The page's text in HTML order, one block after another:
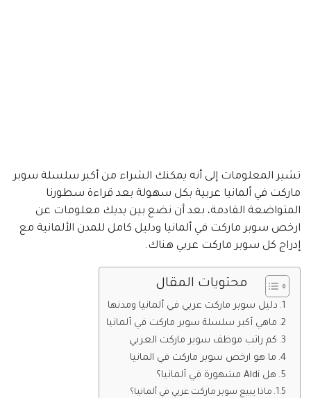
تشير المعلومات إلى أنه يمكنك الشراء من أكبر سلسلة سوبر
ماركت في ألمانيا عربية بكل سهولة بعد قراءة سطورنا
المتواضعة القادمة، بعد أن نضع بين يديك معلومات عن
ارخص سوبر ماركت في ألمانيا ودليل كامل للمدن الألمانية مع
إدراج كل سوبر ماركت عربي هناك.
محتويات المقال
دليل سوبر ماركت عربي في ألمانيا ومدنها
ماهي أكبر سلسلة سوبر ماركت في ألمانيا
كم راتب موظف سوبر ماركت العربي
ما هو ارخص سوبر ماركت في المانيا
هل Aldi مشهورة في ألمانيا؟
ماذا يبيع سوبر ماركت عربي في ألمانيا؟